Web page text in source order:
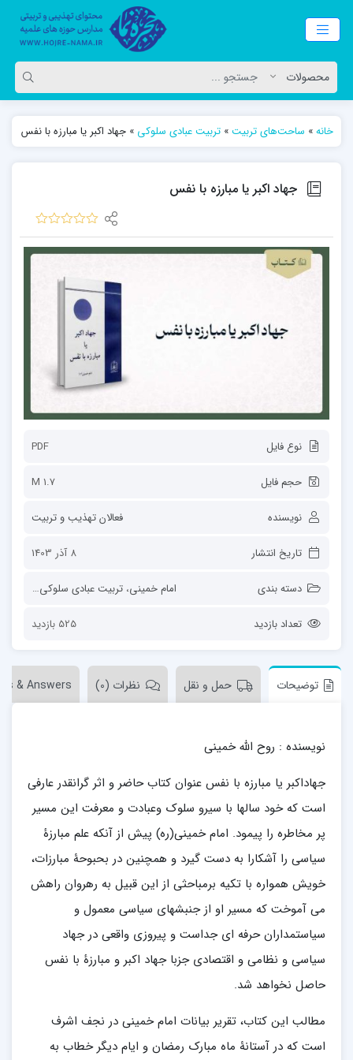
خانه» ساحت‌های تربیت» تربیت عبادی سلوکی » جهاد اکبر یا مبارزه با نفس
جهاد اکبر یا مبارزه با نفس
نوع فایل PDF
حجم فایل 1.7 M
نویسنده فعالان تهذیب و تربیت
تاریخ انتشار 8 آذر 1403
دسته بندی امام خمینی، تربیت عبادی سلوکی،
تعداد بازدید 525 بازدید
توضیحات حمل و نقل نظرات (0) & Answers
نویسنده : روح الله خمینی
جهاداکبر یا مبارزه با نفس عنوان کتاب حاضر و اثر گرانقدر عارفی
است که خود سالها با سیرو سلوک وعبادت و معرفت این مسیر
پر مخاطره را پیمود. امام خمینی(ره) پیش از آنکه علم مبارزۀ
سیاسی را آشکارا به دست گیرد و همچنین در بحبوحۀ مبارزات،
خویش همواره با تکیه برمباحثی از این قبیل به رهروان راهش
می آموخت که مسیر او از جنبشهای سیاسی معمول و
سیاستمداران حرفه ای جداست و پیروزی واقعی در جهاد
سیاسی و نظامی و اقتصادی جزبا جهاد اکبر و مبارزۀ با نفس
حاصل نخواهد شد.
مطالب این کتاب، تقریر بیانات امام خمینی در نجف اشرف
است که در آستانۀ ماه مبارک رمضان و ایام دیگر خطاب به